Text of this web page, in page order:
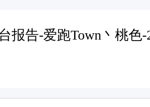
报告-爱跑Town丶桃色